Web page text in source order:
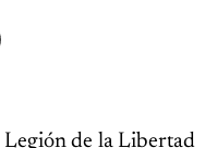
Legión de la Libertad